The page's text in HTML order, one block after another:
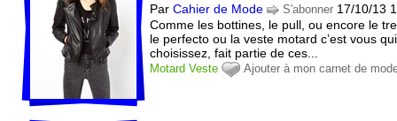
ParCahier de Mode S'abonner 17/10/13
Comme les bottines, le pull, ou encore le
le perfecto ou la veste motard c’est vous qui
choisissez, fait partie de ces...
Motard Veste Ajouter à mon carnet de